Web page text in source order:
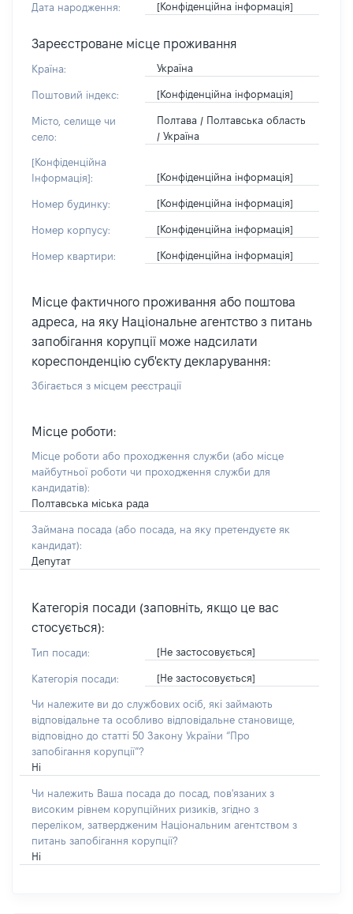
Дата народження: [Конфіденційна інформація]
Зареєстроване місце проживання
Країна: Україна
Поштовий індекс: [Конфіденційна інформація]
Місто, селище чи
село:
Полтава / Полтавська область
/ Україна
[Конфіденційна
Інформація]:
[Конфіденційна інформація]
Номер будинку: [Конфіденційна інформація]
Номер корпусу: [Конфіденційна інформація]
Номер квартири: [Конфіденційна інформація]
Місце фактичного проживання або поштова
адреса, на яку Національне агентство з питань
запобігання корупції може надсилати
кореспонденцію суб'єкту декларування:
Збігається з місцем реєстрації
Місце роботи:
Місце роботи або проходження служби (або місце
майбутньої роботи чи проходження служби для
кандидатів):
Полтавська міська рада
Займана посада (або посада, на яку претендуєте як
кандидат):
Депутат
Категорія посади (заповніть, якщо це вас
стосується):
Тип посади: [Не застосовується]
Категорія посади: [Не застосовується]
Чи належите ви до службових осіб, які займають
відповідальне та особливо відповідальне становище,
відповідно до статті 50 Закону України “Про
запобігання корупції”?
Ні
Чи належить Ваша посада до посад, пов'язаних з
високим рівнем корупційних ризиків, згідно з
переліком, затвердженим Національним агентством з
питань запобігання корупції?
Ні